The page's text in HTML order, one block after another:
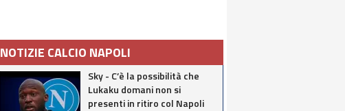
NOTIZIE CALCIO NAPOLI
Sky - C’è la possibilità che
Lukaku domani non si
presenti in ritiro col Napoli